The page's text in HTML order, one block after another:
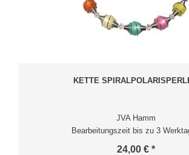
KETTE
JVA Hamm
Bearbeitungszeit bis zu 3
24,00 € *